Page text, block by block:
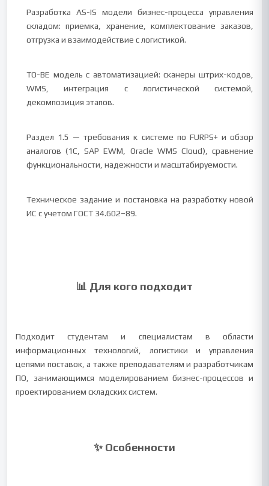
Разработка AS-IS модели бизнес-процесса управления
складом: приемка, хранение, комплектование заказов,
отгрузка и взаимодействие с логистикой.
TO-BE модель с автоматизацией: сканеры штрих-кодов,
WMS, интеграция с логистической системой,
декомпозиция этапов.
Раздел 1.5 — требования к системе по FURPS+ и обзор
аналогов (1С, SAP EWM, Oracle WMS Cloud), сравнение
функциональности, надежности и масштабируемости.
Техническое задание и постановка на разработку новой
ИС с учетом ГОСТ 34.602–89.
📊 Для кого подходит
Подходит студентам и специалистам в области
информационных технологий, логистики и управления
цепями поставок, а также преподавателям и разработчикам
ПО, занимающимся моделированием бизнес-процессов и
проектированием складских систем.
✨ Особенности